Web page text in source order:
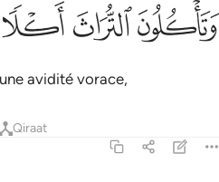
وتاكلون التراث اكلا لما ١٩
وَتَأْكُلُونَ ٱلتُّرَاثَ أَكْلًۭا لَّمًّۭا ١٩
ﲺﲻﲼ
avidité vorace,
Qiraat